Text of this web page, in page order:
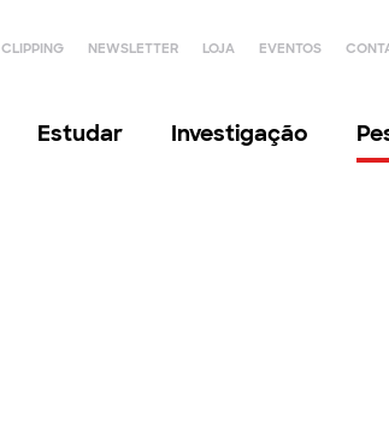
CLIPPING NEWSLETTER LOJA EVENTOS
Estudar Investigação